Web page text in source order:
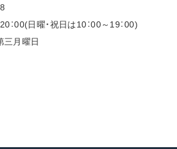
00(日曜・祝日は10：00～19：00)
月曜日